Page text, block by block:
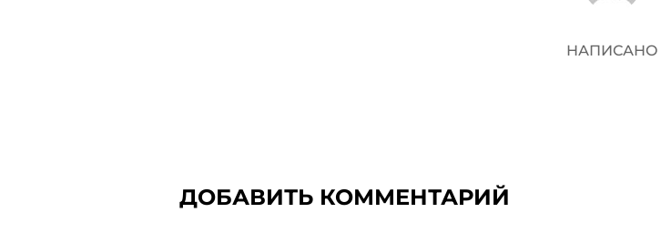
НАПИСАНО
ДОБАВИТЬ КОММЕНТАРИЙ